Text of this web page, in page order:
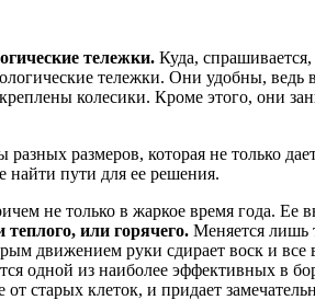
тележки. Куда,
тележки. Они удобны, ведь
колесики. Кроме этого, они
размеров, которая не только
найти пути для ее решения.
не только в жаркое время года.
или горячего. Меняется лишь
движением руки сдирает воск и
одной из наиболее эффективных в
старых клеток, и придает